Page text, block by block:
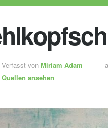
Verfasst von Miriam Adam
Quellen ansehen